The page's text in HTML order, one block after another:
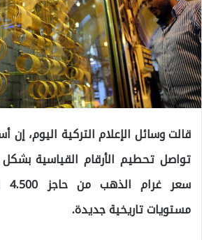
قالت وسائل الإعلام التركية اليوم،
تواصل تحطيم الأرقام القياسية
مستويات تاريخية جديدة.